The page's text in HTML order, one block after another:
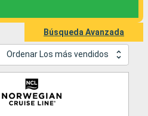
Búsqueda Avanzada
Ordenar Los más vendidos